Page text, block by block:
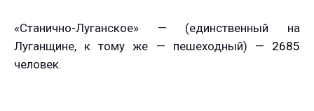
«Станично-Луганское» — (единственный на
Луганщине, к тому же — пешеходный) — 2685
человек.